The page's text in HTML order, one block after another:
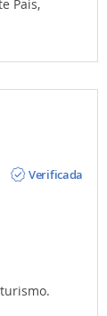
Pais,
Verificada